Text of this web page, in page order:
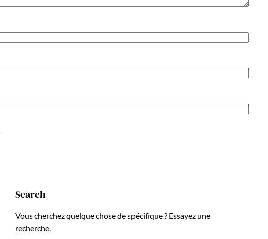
Search
Vous cherchez quelque chose de spécifique ? Essayez une
recherche.